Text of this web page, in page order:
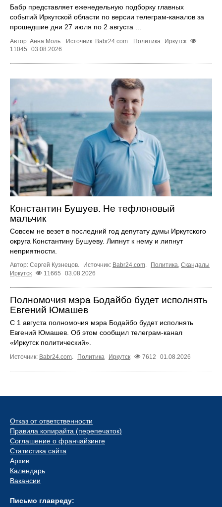
Бабр представляет еженедельную подборку главных
событий Иркутской области по версии телеграм-каналов за
прошедшие дни 27 июля по 2 августа ...
Автор: Анна Моль. Источник: Babr24.com. Политика
Иркутск
11045
03.08.2026
Константин Бушуев. Не тефлоновый
мальчик
Совсем не везет в последний год депутату думы Иркутского
округа Константину Бушуеву. Липнут к нему и липнут
неприятности.
Автор: Сергей Кузнецов. Источник: Babr24.com Политика Скандалы
Иркутск
11665 03.08.2026
Полномочия мэра Бодайбо будет исполнять
Евгений Юмашев
С 1 августа полномочия мэра Бодайбо будет исполнять
Евгений Юмашев. Об этом сообщил телеграм-канал
«Иркутск политический».
Источник: Babr24.com. Политика Иркутск 7612 01.08.2026
Отказ от ответственности
Правила копирайта (перепечаток)
Соглашение о франчайзинге
Статистика сайта
Архив
Календарь
Вакансии
Письмо главреду: